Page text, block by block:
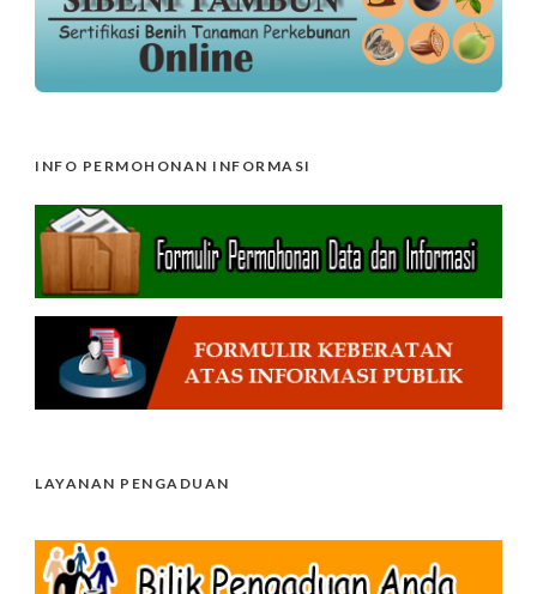
INFO PERMOHONAN INFORMASI
LAYANAN PENGADUAN